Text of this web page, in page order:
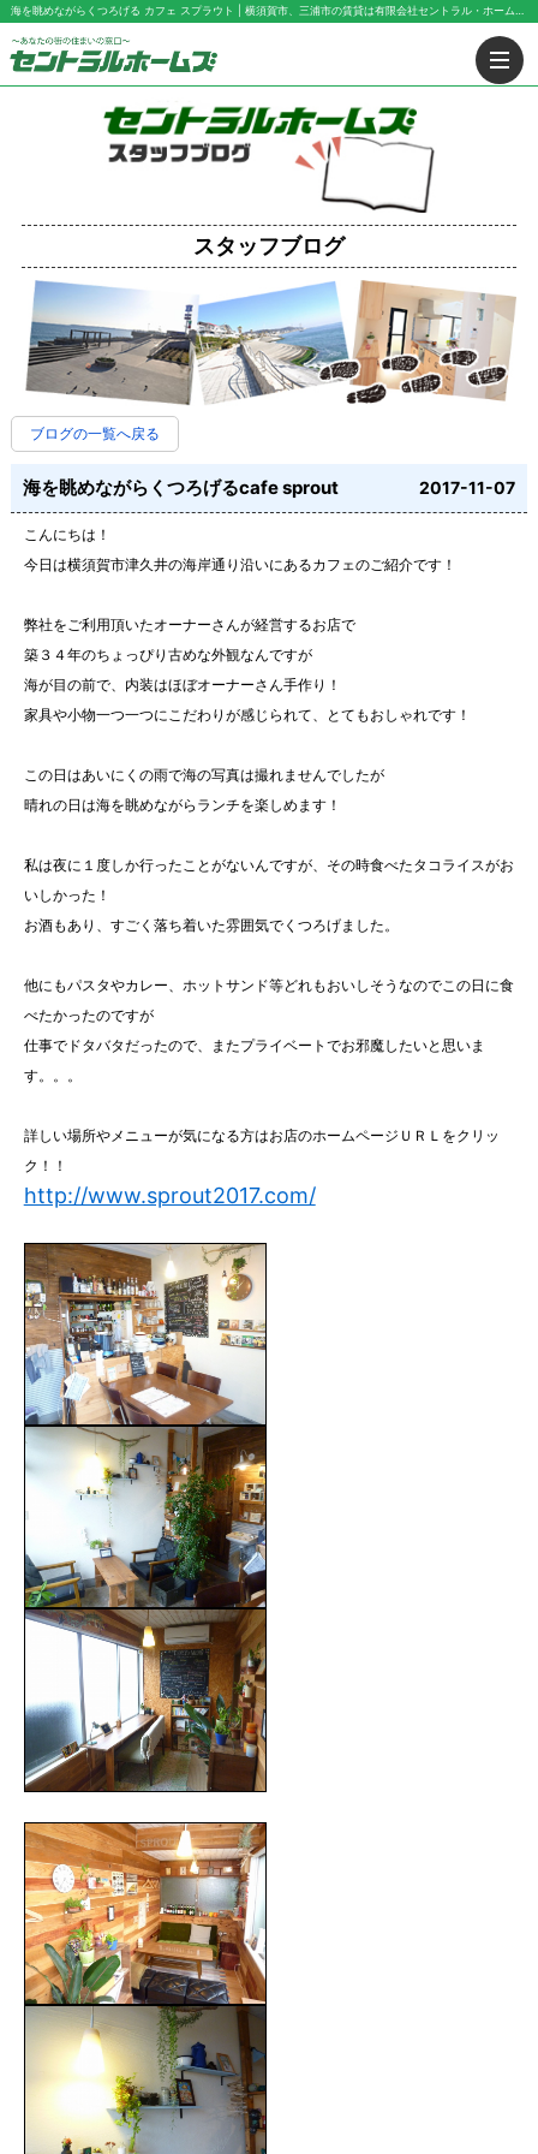
スタッフブログ
ブログの一覧へ戻る
海を眺めながらくつろげるcafe sprout 2017-11-07
こんにちは！
今日は横須賀市津久井の海岸通り沿いにあるカフェのご紹介です！
弊社をご利用頂いたオーナーさんが経営するお店で
築３４年のちょっぴり古めな外観なんですが
海が目の前で、内装はほぼオーナーさん手作り！
家具や小物一つ一つにこだわりが感じられて、とてもおしゃれです！
この日はあいにくの雨で海の写真は撮れませんでしたが
晴れの日は海を眺めながらランチを楽しめます！
私は夜に１度しか行ったことがないんですが、その時食べたタコライスがお
いしかった！
お酒もあり、すごく落ち着いた雰囲気でくつろげました。
他にもパスタやカレー、ホットサンド等どれもおいしそうなのでこの日に食
べたかったのですが
仕事でドタバタだったので、またプライベートでお邪魔したいと思いま
す。。。
詳しい場所やメニューが気になる方はお店のホームページＵＲＬをクリッ
ク！！
http://www.sprout2017.com/